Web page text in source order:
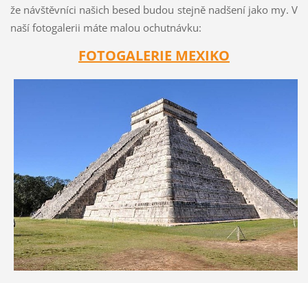
že návštěvníci našich besed budou stejně nadšení jako my. V
naší fotogalerii máte malou ochutnávku:
FOTOGALERIE MEXIKO